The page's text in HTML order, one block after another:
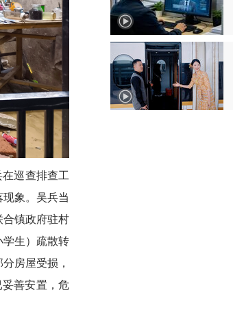
巡查排查工
象。吴兵当
合镇政府驻村
学生）疏散转
房屋受损，
善安置，危